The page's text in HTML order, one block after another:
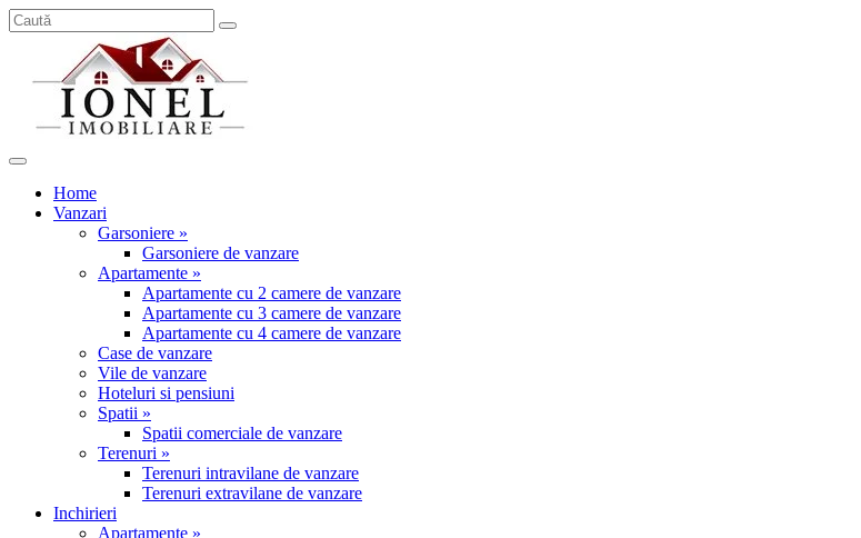
Home
Vanzari
Garsoniere »
Garsoniere de vanzare
Apartamente »
Apartamente cu 2 camere de vanzare
Apartamente cu 3 camere de vanzare
Apartamente cu 4 camere de vanzare
Case de vanzare
Vile de vanzare
Hoteluri si pensiuni
Spatii »
Spatii comerciale de vanzare
Terenuri »
Terenuri intravilane de vanzare
Terenuri extravilane de vanzare
Inchirieri
Apartamente »